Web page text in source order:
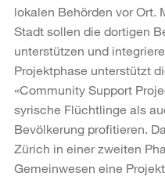
lokalen Behörden vor Ort.
Stadt sollen die dortigen
unterstützen und
Projektphase unterstützt
«Community Support
syrische Flüchtlinge als
Bevölkerung profitieren.
Zürich in einer zweiten
Gemeinwesen eine